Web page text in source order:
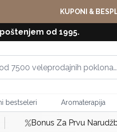
KUPONI &
od 1995.
bestseleri Aromaterapija
Bonus Za Prvu